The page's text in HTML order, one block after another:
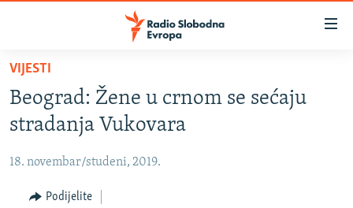
Pređite
glavni
sadržaj
na
navigaciju
BOSNA I HERCEGOVINA
KOSOVO
CRNA GORA
VIJESTI
Beograd: Žene u crnom se sećaju
stradanja Vukovara
18. novembar/studeni, 2019.
Podijelite